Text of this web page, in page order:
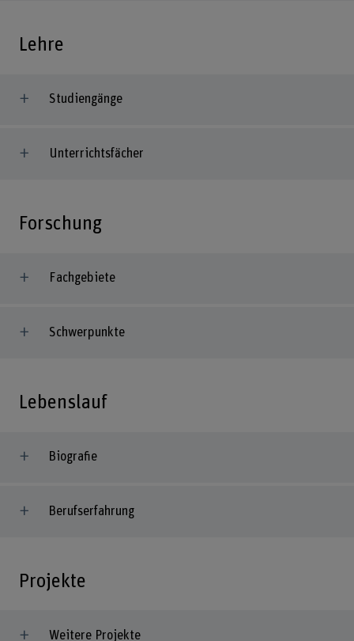
Lehre
Studiengänge
Unterrichtsfächer
Forschung
Fachgebiete
Schwerpunkte
Lebenslauf
Biografie
Berufserfahrung
Projekte
Weitere Projekte